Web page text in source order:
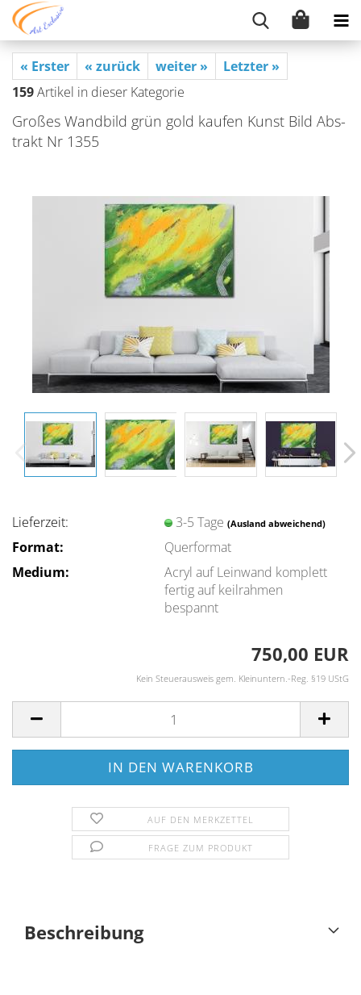
« Erster « zurück weiter »
Letzter »
159Artikel in dieser Kategorie
Gro­ßes Wand­bild grün gold kau­fen Kunst Bild Abs­
trakt Nr 1355
Lieferzeit: 3-5 Tage(Ausland abweichend)
Format:
Querformat
Medium:
Acryl auf Leinwand komplett
fertig auf keilrahmen
bespannt
750,00 EUR
Kein Steuerausweis gem. Kleinuntern.-Reg. §19 UStG
AUF DEN MERKZETTEL
FRAGE ZUM PRODUKT
Beschreibung